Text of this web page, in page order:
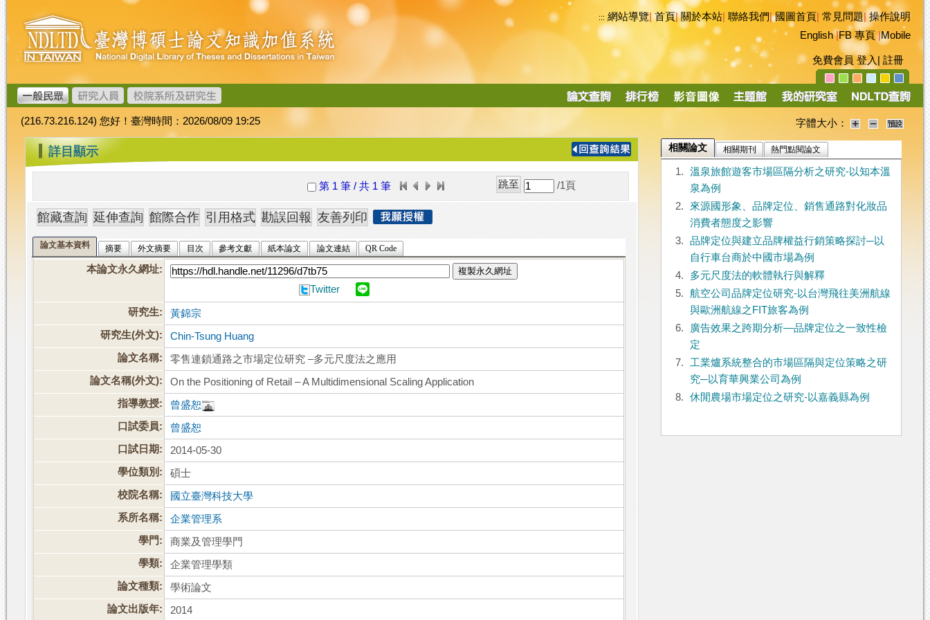
跳
到
主
要
內
容
臺
灣
博
碩
士
論
文
加
值
系
統
::: 網站導覽|首頁|關於本站 聯絡我們|國圖首頁 常見問題|操作說明
English|FB 專頁|Mobile
免費會員 登入 註冊
導
(216.73.216.124) 您好！臺灣時間：2026/08/09 19:25 字體大小：
::: 詳目顯示
第 1 筆 / 共 1 筆 /1 頁
論文基本資料 摘要 外文摘要 目次 參考文獻 紙本論文 論文連結 QR Code
本論文永久網址: 複製永久網址
Twitter
研究生:
黃錦宗
研究生(外文):
Chin-Tsung Huang
論文名稱:
零售連鎖通路之市場定位研究 –多元尺度法之應用
論文名稱(外文):
On the Positioning of Retail – A Multidimensional Scaling Application
指導教授:
曾盛恕
口試委員:
曾盛恕
口試日期:
2014-05-30
學位類別:
碩士
校院名稱:
國立臺灣科技大學
系所名稱:
企業管理系
學門:
商業及管理學門
學類:
企業管理學類
論文種類:
學術論文
論文出版年:
2014
相關論文 相關期刊 熱門點閱論文
1.
溫泉旅館遊客市場區隔分析之研究-以知本溫
泉為例
2.
來源國形象、品牌定位、銷售通路對化妝品
消費者態度之影響
3.
品牌定位與建立品牌權益行銷策略探討─以
自行車台商於中國市場為例
4.
多元尺度法的軟體執行與解釋
5.
航空公司品牌定位研究-以台灣飛往美洲航線
與歐洲航線之FIT旅客為例
6.
廣告效果之跨期分析—品牌定位之一致性檢
定
7.
工業爐系統整合的市場區隔與定位策略之研
究─以育華興業公司為例
8.
休閒農場市場定位之研究-以嘉義縣為例